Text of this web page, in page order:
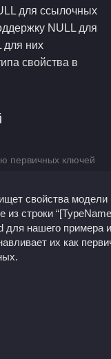
для ссылочных
NULL для
для них
свойства в
первичных ключей
свойства
из строки
для нашего примера и
их как